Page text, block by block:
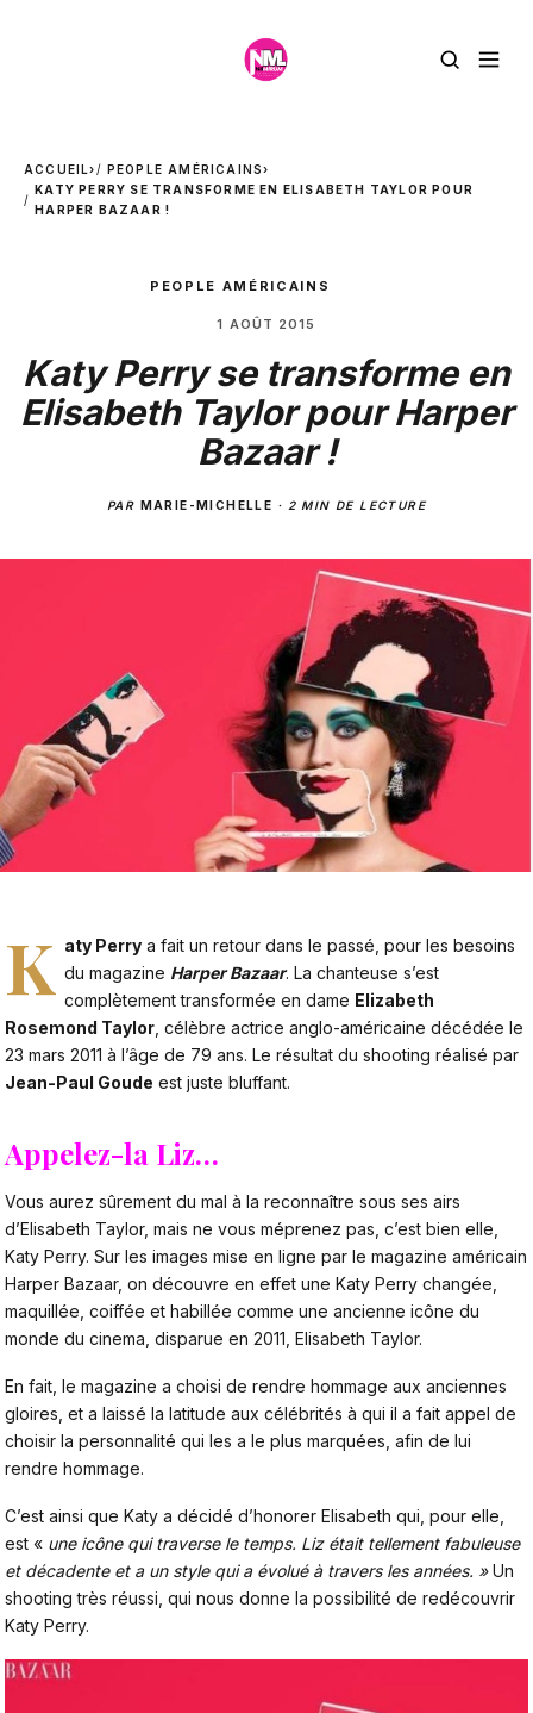
ACCUEIL› PEOPLE AMÉRICAINS›
KATY PERRY SE TRANSFORME EN ELISABETH TAYLOR POUR
HARPER BAZAAR !
PEOPLE AMÉRICAINS
1 AOÛT 2015
Katy Perry se transforme en
Elisabeth Taylor pour Harper
Bazaar !
PAR MARIE-MICHELLE · 2 MIN DE LECTURE
K aty Perry a fait un retour dans le passé, pour les besoins
du magazine Harper Bazaar. La chanteuse s’est
complètement transformée en dame Elizabeth
Rosemond Taylor , célèbre actrice anglo-américaine décédée le
23 mars 2011 à l’âge de 79 ans. Le résultat du shooting réalisé par
Jean-Paul Goude est juste bluffant.
Appelez-la Liz…
Vous aurez sûrement du mal à la reconnaître sous ses airs
d’Elisabeth Taylor, mais ne vous méprenez pas, c’est bien elle,
Katy Perry. Sur les images mise en ligne par le magazine américain
Harper Bazaar, on découvre en effet une Katy Perry changée,
maquillée, coiffée et habillée comme une ancienne icône du
monde du cinema, disparue en 2011, Elisabeth Taylor.
En fait, le magazine a choisi de rendre hommage aux anciennes
gloires, et a laissé la latitude aux célébrités à qui il a fait appel de
choisir la personnalité qui les a le plus marquées, afin de lui
rendre hommage.
C’est ainsi que Katy a décidé d’honorer Elisabeth qui, pour elle,
est « une icône qui traverse le temps. Liz était tellement fabuleuse
et décadente et a un style qui a évolué à travers les années. »Un
shooting très réussi, qui nous donne la possibilité de redécouvrir
Katy Perry.